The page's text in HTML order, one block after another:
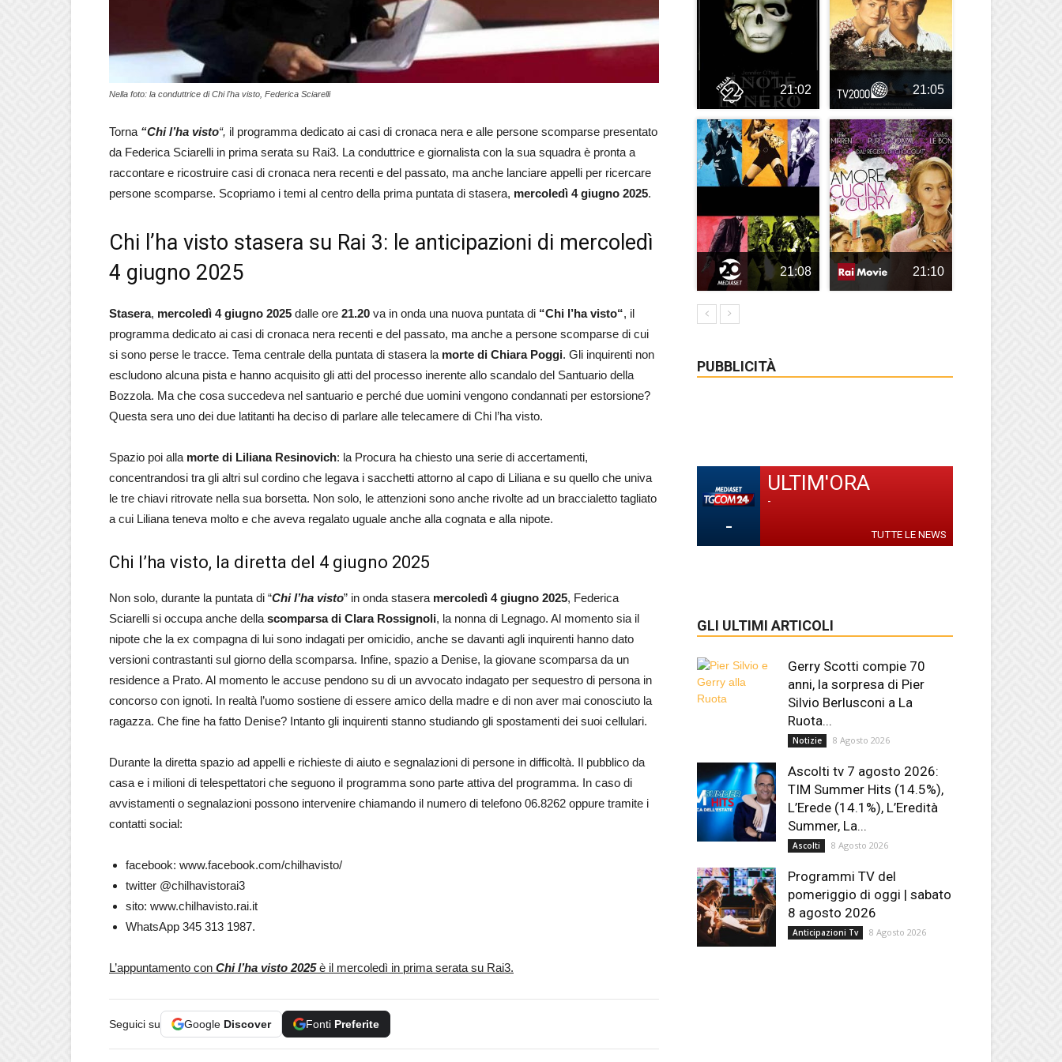
Nella foto: la conduttrice di Chi l'ha visto, Federica Sciarelli
Torna “Chi l’ha visto“, il programma dedicato ai casi di cronaca nera e alle persone scomparse presentato
da Federica Sciarelli in prima serata su Rai3. La conduttrice e giornalista con la sua squadra è pronta a
raccontare e ricostruire casi di cronaca nera recenti e del passato, ma anche lanciare appelli per ricercare
persone scomparse. Scopriamo i temi al centro della prima puntata di stasera, mercoledì 4 giugno 2025.
Chi l’ha visto stasera su Rai 3: le anticipazioni di mercoledì
4 giugno 2025
Stasera, mercoledì 4 giugno 2025 dalle ore 21.20 va in onda una nuova puntata di “Chi l’ha visto“, il
programma dedicato ai casi di cronaca nera recenti e del passato, ma anche a persone scomparse di cui
si sono perse le tracce. Tema centrale della puntata di stasera la morte di Chiara Poggi. Gli inquirenti non
escludono alcuna pista e hanno acquisito gli atti del processo inerente allo scandalo del Santuario della
Bozzola. Ma che cosa succedeva nel santuario e perché due uomini vengono condannati per estorsione?
Questa sera uno dei due latitanti ha deciso di parlare alle telecamere di Chi l’ha visto.
Spazio poi alla morte di Liliana Resinovich: la Procura ha chiesto una serie di accertamenti,
concentrandosi tra gli altri sul cordino che legava i sacchetti attorno al capo di Liliana e su quello che univa
le tre chiavi ritrovate nella sua borsetta. Non solo, le attenzioni sono anche rivolte ad un braccialetto tagliato
a cui Liliana teneva molto e che aveva regalato uguale anche alla cognata e alla nipote.
Chi l’ha visto, la diretta del 4 giugno 2025
Non solo, durante la puntata di “Chi l’ha visto” in onda stasera mercoledì 4 giugno 2025, Federica
Sciarelli si occupa anche della scomparsa di Clara Rossignoli, la nonna di Legnago. Al momento sia il
nipote che la ex compagna di lui sono indagati per omicidio, anche se davanti agli inquirenti hanno dato
versioni contrastanti sul giorno della scomparsa. Infine, spazio a Denise, la giovane scomparsa da un
residence a Prato. Al momento le accuse pendono su di un avvocato indagato per sequestro di persona in
concorso con ignoti. In realtà l’uomo sostiene di essere amico della madre e di non aver mai conosciuto la
ragazza. Che fine ha fatto Denise? Intanto gli inquirenti stanno studiando gli spostamenti dei suoi cellulari.
Durante la diretta spazio ad appelli e richieste di aiuto e segnalazioni di persone in difficoltà. Il pubblico da
casa e i milioni di telespettatori che seguono il programma sono parte attiva del programma. In caso di
avvistamenti o segnalazioni possono intervenire chiamando il numero di telefono 06.8262 oppure tramite i
contatti social:
facebook: www.facebook.com/chilhavisto/
twitter @chilhavistorai3
sito: www.chilhavisto.rai.it
WhatsApp 345 313 1987.
L’appuntamento con Chi l’ha visto 2025è il mercoledì in prima serata su Rai3.
Seguici su Google Discover Fonti Preferite
21:02 21:05
21:08 21:10
PUBBLICITÀ
-
ULTIM'ORA
-
TUTTE LE NEWS
GLI ULTIMI ARTICOLI
Gerry Scotti compie 70
anni, la sorpresa di Pier
Silvio Berlusconi a La
Ruota...
Notizie 8 Agosto 2026
Ascolti tv 7 agosto 2026:
TIM Summer Hits (14.5%),
L’Erede (14.1%), L’Eredità
Summer, La...
Ascolti 8 Agosto 2026
Programmi TV del
pomeriggio di oggi | sabato
8 agosto 2026
Anticipazioni Tv 8 Agosto 2026